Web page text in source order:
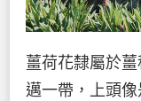
薑荷花隸屬於
邁一帶，上頭